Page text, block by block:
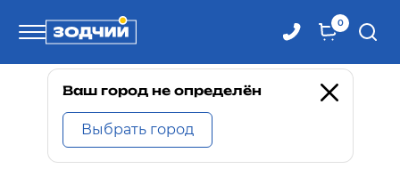
0
Телефоны
8 800 100-71-71
Ваш город не определён
Выбрать город